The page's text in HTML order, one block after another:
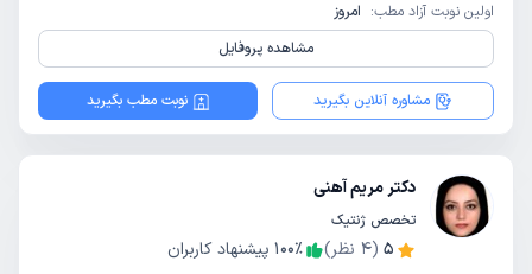
اولین نوبت آزاد مطب: امروز
مشاهده پروفایل
مشاوره آنلاین بگیرید نوبت مطب بگیرید
دکتر مریم آهنی
تخصص ژنتیک
5
(
4 نظر) 100٪ پیشنهاد کاربران